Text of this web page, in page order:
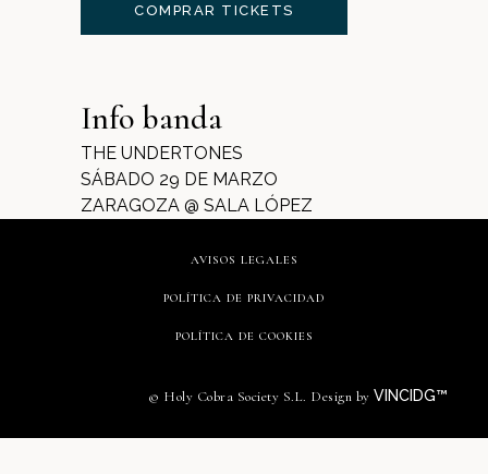
COMPRAR TICKETS
Info banda
THE UNDERTONES
SÁBADO 29 DE MARZO
ZARAGOZA @ SALA LÓPEZ
AVISOS LEGALES
POLÍTICA DE PRIVACIDAD
POLÍTICA DE COOKIES
© Holy Cobra Society S.L. Design by VINCIDG™